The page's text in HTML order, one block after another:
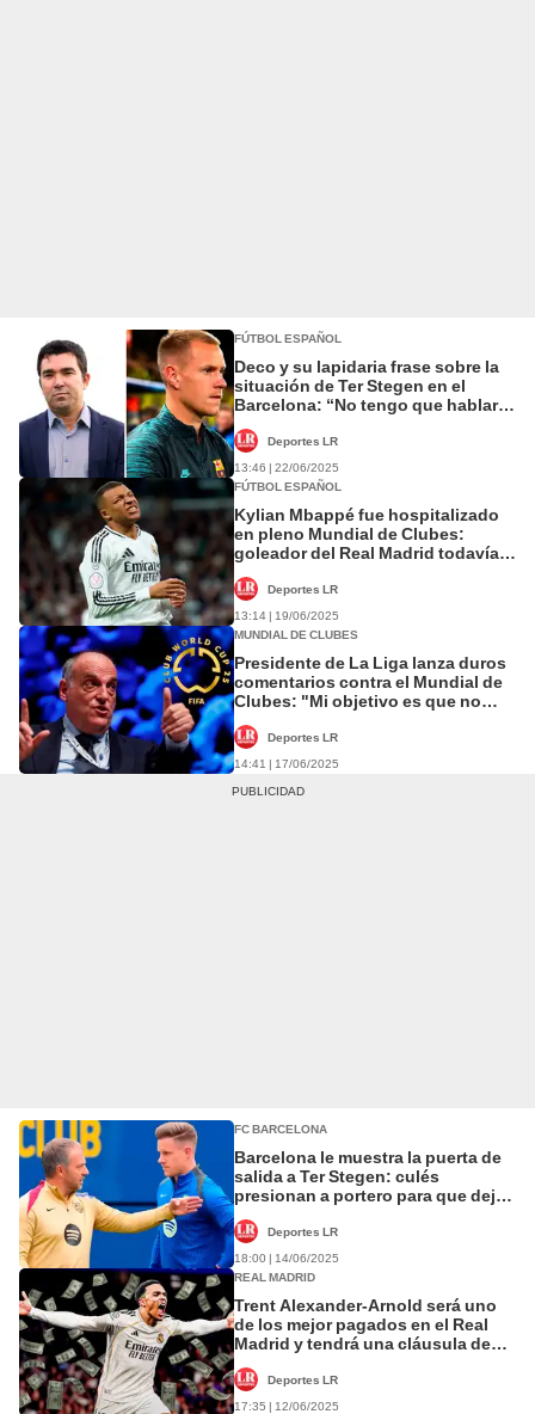
FÚTBOL ESPAÑOL
Deco y su lapidaria frase sobre la
situación de Ter Stegen en el
Barcelona: “No tengo que hablar
Deportes LR
13:46 | 22/06/2025
FÚTBOL ESPAÑOL
Kylian Mbappé fue hospitalizado
en pleno Mundial de Clubes:
goleador del Real Madrid todavía
Deportes LR
13:14 | 19/06/2025
MUNDIAL DE CLUBES
Presidente de La Liga lanza duros
comentarios contra el Mundial de
Clubes: "Mi objetivo es que no
Deportes LR
14:41 | 17/06/2025
FC BARCELONA
Barcelona le muestra la puerta de
salida a Ter Stegen: culés
presionan a portero para que deje
Deportes LR
18:00 | 14/06/2025
REAL MADRID
Trent Alexander-Arnold será uno
de los mejor pagados en el Real
Madrid y tendrá una cláusula de
Deportes LR
17:35 | 12/06/2025